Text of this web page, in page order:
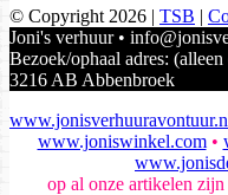
© Copyright 2026 | TSB |
Joni's verhuur •
Bezoek/ophaal adres:
3216 AB Abbenbroek
www.joniswinkel.com•
op al onze artikelen zijn